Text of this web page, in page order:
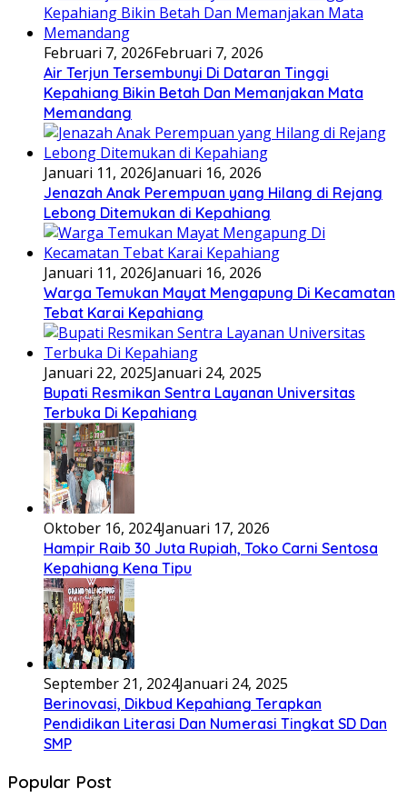
Februari 7, 2026Februari 7, 2026
Air Terjun Tersembunyi Di Dataran Tinggi
Kepahiang Bikin Betah Dan Memanjakan Mata
Memandang
Januari 11, 2026Januari 16, 2026
Jenazah Anak Perempuan yang Hilang di Rejang
Lebong Ditemukan di Kepahiang
Januari 11, 2026Januari 16, 2026
Warga Temukan Mayat Mengapung Di Kecamatan
Tebat Karai Kepahiang
Januari 22, 2025Januari 24, 2025
Bupati Resmikan Sentra Layanan Universitas
Terbuka Di Kepahiang
Oktober 16, 2024Januari 17, 2026
Hampir Raib 30 Juta Rupiah, Toko Carni Sentosa
Kepahiang Kena Tipu
September 21, 2024Januari 24, 2025
Berinovasi, Dikbud Kepahiang Terapkan
Pendidikan Literasi Dan Numerasi Tingkat SD Dan
SMP
Popular Post